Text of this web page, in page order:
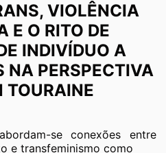
VIOLÊNCIA
E O RITO DE
INDIVÍDUO A
NA PERSPECTIVA
TOURAINE
se conexões entre
e transfeminismo como